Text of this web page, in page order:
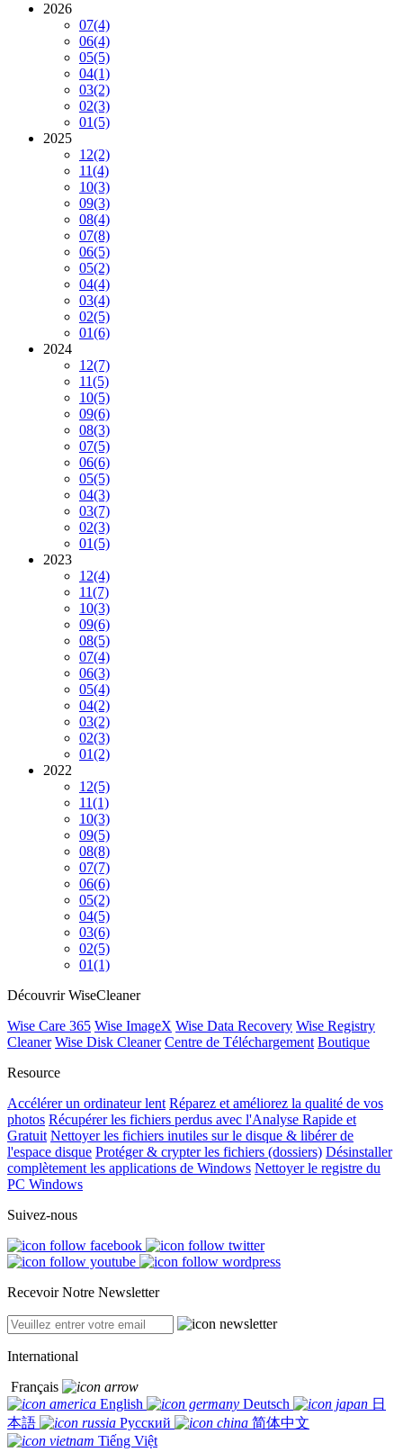
2026
07(4)
06(4)
05(5)
04(1)
03(2)
02(3)
01(5)
2025
12(2)
11(4)
10(3)
09(3)
08(4)
07(8)
06(5)
05(2)
04(4)
03(4)
02(5)
01(6)
2024
12(7)
11(5)
10(5)
09(6)
08(3)
07(5)
06(6)
05(5)
04(3)
03(7)
02(3)
01(5)
2023
12(4)
11(7)
10(3)
09(6)
08(5)
07(4)
06(3)
05(4)
04(2)
03(2)
02(3)
01(2)
2022
12(5)
11(1)
10(3)
09(5)
08(8)
07(7)
06(6)
05(2)
04(5)
03(6)
02(5)
01(1)
Découvrir WiseCleaner
Wise Care 365 Wise ImageX Wise Data Recovery Wise Registry
Cleaner Wise Disk Cleaner Centre de Téléchargement Boutique
Resource
Accélérer un ordinateur lent Réparez et améliorez la qualité de vos
photos Récupérer les fichiers perdus avec l'Analyse Rapide et
Gratuit Nettoyer les fichiers inutiles sur le disque & libérer de
l'espace disque Protéger & crypter les fichiers (dossiers) Désinstaller
complètement les applications de Windows Nettoyer le registre du
PC Windows
Suivez-nous
Recevoir Notre Newsletter
International
Français
English
Deutsch
日
本語
Русский
简体中文
Tiếng Việt